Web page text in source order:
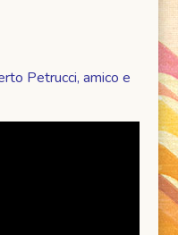
Petrucci, amico e